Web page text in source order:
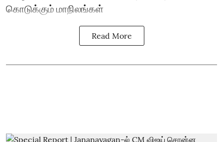
கொடுக்கும் மாநிலங்கள்
Read More